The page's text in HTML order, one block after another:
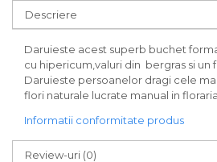
Descriere
Daruieste acest superb buchet
cu hipericum,valuri din bergras si un
Daruieste persoanelor dragi cele
flori naturale lucrate manual in
Informatii conformitate produs
Review-uri (0)